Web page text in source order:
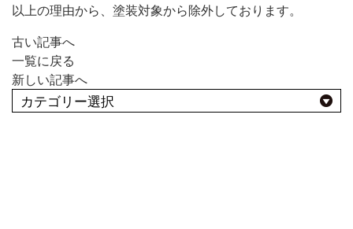
Q&A集
用語集
お問い合わせ
以上の理由から、塗装対象から除外しております。
古い記事へ
一覧に戻る
新しい記事へ